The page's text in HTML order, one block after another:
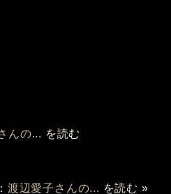
んの... を読む
渡辺愛子さんの... を読む »